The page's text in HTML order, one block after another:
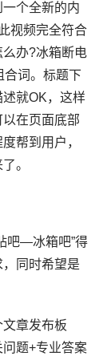
个全新的内
视频完全符合
么办?冰箱断电
合词。标题下
就OK，这样
在页面底部
帮到用户，
。
吧—冰箱吧”得
同时希望是
章发布板
题+专业答案